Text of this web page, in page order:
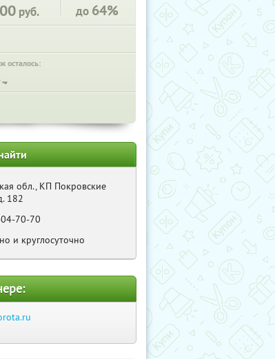
руб. до 64%
осталось:
обл., КП Покровские
182
70-70
и круглосуточно